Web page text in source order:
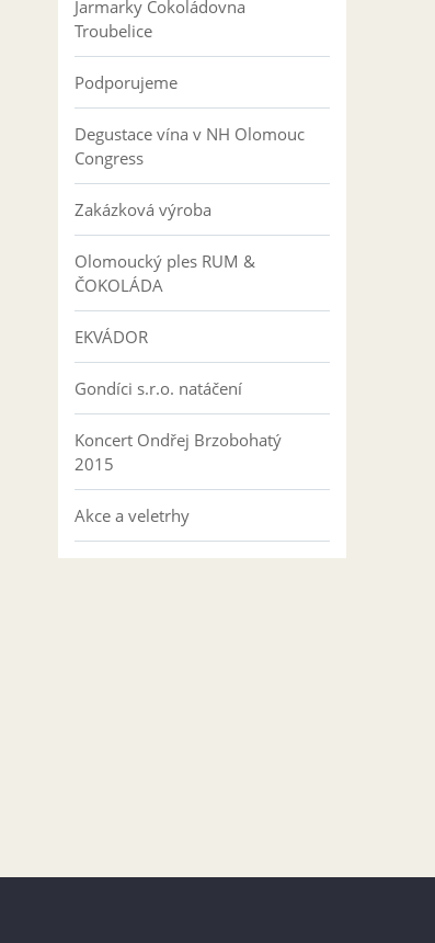
Jarmarky Čokoládovna
Troubelice
Podporujeme
Degustace vína v NH Olomouc
Congress
Zakázková výroba
Olomoucký ples RUM &
ČOKOLÁDA
EKVÁDOR
Gondíci s.r.o. natáčení
Koncert Ondřej Brzobohatý
2015
Akce a veletrhy